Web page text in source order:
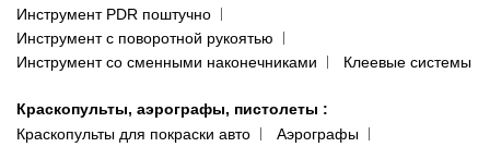
Инструмент PDR поштучно
Инструмент с поворотной рукоятью
Инструмент со сменными наконечниками
Клеевые системы
Краскопульты, аэрографы, пистолеты :
Краскопульты для покраски авто
Аэрографы